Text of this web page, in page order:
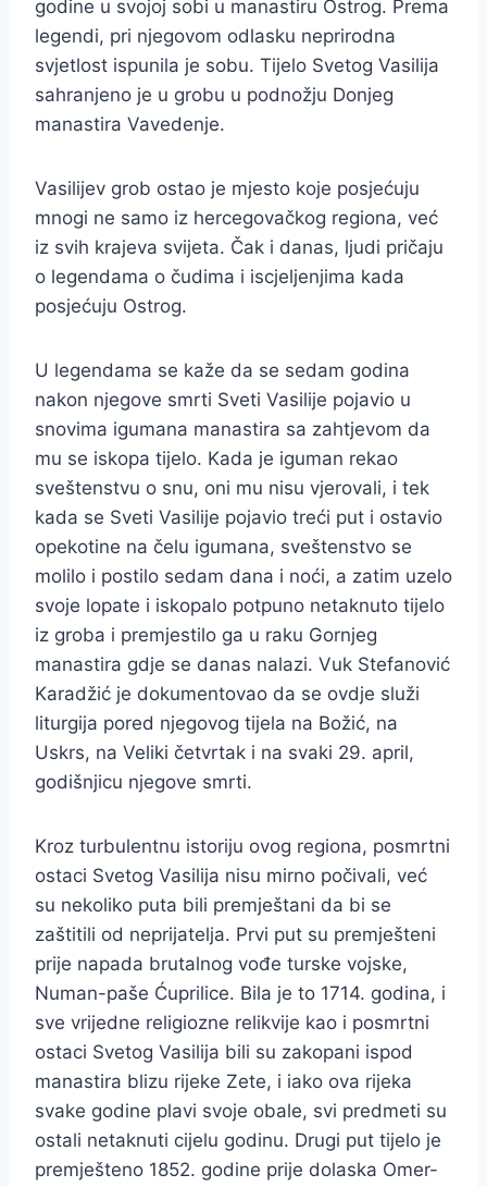
godine u svojoj sobi u manastiru Ostrog. Prema
legendi, pri njegovom odlasku neprirodna
svjetlost ispunila je sobu. Tijelo Svetog Vasilija
sahranjeno je u grobu u podnožju Donjeg
manastira Vavedenje.
Vasilijev grob ostao je mjesto koje posjećuju
mnogi ne samo iz hercegovačkog regiona, već
iz svih krajeva svijeta. Čak i danas, ljudi pričaju
o legendama o čudima i iscjeljenjima kada
posjećuju Ostrog.
U legendama se kaže da se sedam godina
nakon njegove smrti Sveti Vasilije pojavio u
snovima igumana manastira sa zahtjevom da
mu se iskopa tijelo. Kada je iguman rekao
sveštenstvu o snu, oni mu nisu vjerovali, i tek
kada se Sveti Vasilije pojavio treći put i ostavio
opekotine na čelu igumana, sveštenstvo se
molilo i postilo sedam dana i noći, a zatim uzelo
svoje lopate i iskopalo potpuno netaknuto tijelo
iz groba i premjestilo ga u raku Gornjeg
manastira gdje se danas nalazi. Vuk Stefanović
Karadžić je dokumentovao da se ovdje služi
liturgija pored njegovog tijela na Božić, na
Uskrs, na Veliki četvrtak i na svaki 29. april,
godišnjicu njegove smrti.
Kroz turbulentnu istoriju ovog regiona, posmrtni
ostaci Svetog Vasilija nisu mirno počivali, već
su nekoliko puta bili premještani da bi se
zaštitili od neprijatelja. Prvi put su premješteni
prije napada brutalnog vođe turske vojske,
Numan-paše Ćuprilice. Bila je to 1714. godina, i
sve vrijedne religiozne relikvije kao i posmrtni
ostaci Svetog Vasilija bili su zakopani ispod
manastira blizu rijeke Zete, i iako ova rijeka
svake godine plavi svoje obale, svi predmeti su
ostali netaknuti cijelu godinu. Drugi put tijelo je
premješteno 1852. godine prije dolaska Omer-